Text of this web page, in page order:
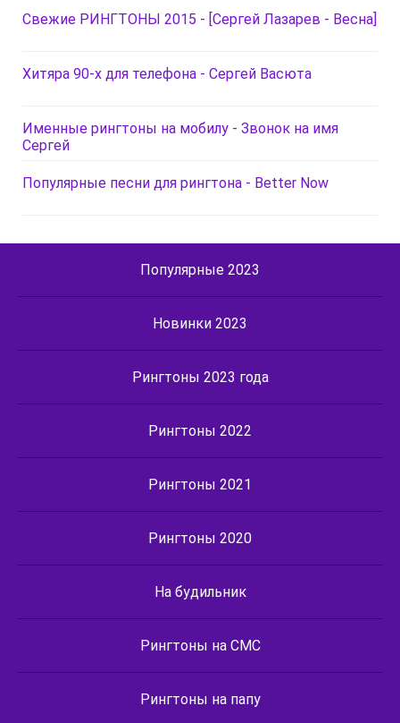
Свежие РИНГТОНЫ 2015 - [Сергей Лазарев - Весна]
Хитяра 90-х для телефона - Сергей Васюта
Именные рингтоны на мобилу - Звонок на имя
Сергей
Популярные песни для рингтона - Better Now
Популярные 2023
Новинки 2023
Рингтоны 2023 года
Рингтоны 2022
Рингтоны 2021
Рингтоны 2020
На будильник
Рингтоны на СМС
Рингтоны на папу